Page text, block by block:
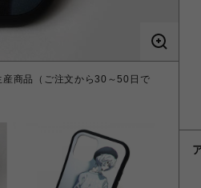
商品（ご注文から30～50日で